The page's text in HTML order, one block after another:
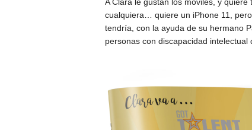
cualquiera… quiere un iPhone 11,
tendría, con la ayuda de su hermano
personas con discapacidad